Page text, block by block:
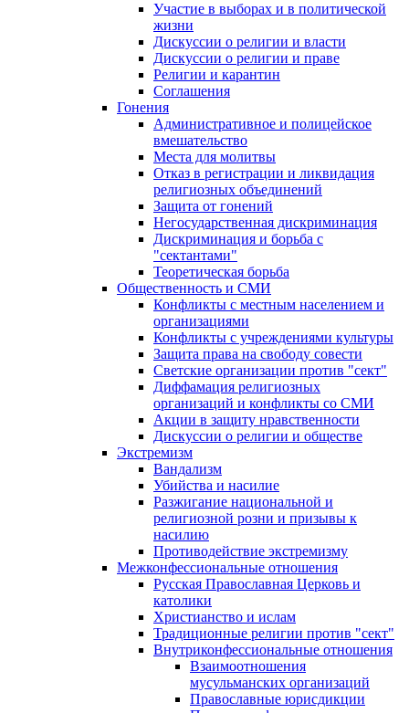
Участие в выборах и в политической
жизни
Дискуссии о религии и власти
Дискуссии о религии и праве
Религии и карантин
Соглашения
Гонения
Административное и полицейское
вмешательство
Места для молитвы
Отказ в регистрации и ликвидация
религиозных объединений
Защита от гонений
Негосударственная дискриминация
Дискриминация и борьба с
"сектантами"
Теоретическая борьба
Общественность и СМИ
Конфликты с местным населением и
организациями
Конфликты с учреждениями культуры
Защита права на свободу совести
Светские организации против "сект"
Диффамация религиозных
организаций и конфликты со СМИ
Акции в защиту нравственности
Дискуссии о религии и обществе
Экстремизм
Вандализм
Убийства и насилие
Разжигание национальной и
религиозной розни и призывы к
насилию
Противодействие экстремизму
Межконфессиональные отношения
Русская Православная Церковь и
католики
Христианство и ислам
Традиционные религии против "сект"
Внутриконфессиональные отношения
Взаимоотношения
мусульманских организаций
Православные юрисдикции